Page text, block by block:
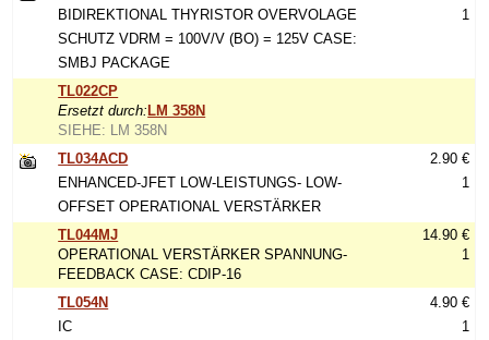
BIDIREKTIONAL THYRISTOR OVERVOLAGE
SCHUTZ VDRM = 100V/V (BO) = 125V CASE:
SMBJ PACKAGE
1
TL022CP
Ersetzt durch: LM 358N
SIEHE: LM 358N
TL034ACD
ENHANCED-JFET LOW-LEISTUNGS- LOW-
OFFSET OPERATIONAL VERSTÄRKER
2.90 €
1
TL044MJ
OPERATIONAL VERSTÄRKER SPANNUNG-
FEEDBACK CASE: CDIP-16
14.90 €
1
TL054N
IC
4.90 €
1